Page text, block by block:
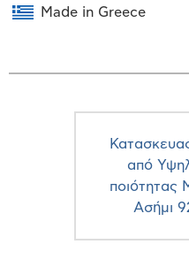
Made in Greece
από
ποιότητας
Ασήμι